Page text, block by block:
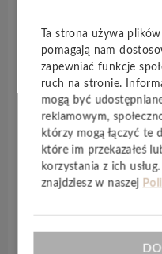
wineo 600– idealna
przy tym jakże
autentyczne dekory
pomieszczeń. Czy
naturalne – Z
właściwy wzór!Cicha,
stawy. Z podłogą
clickwniesiesz do
przyjemność!
Ta strona używa
pomagają nam
zapewniać funkcje
ruch na stronie.
mogą być
reklamowym,
którzy mogą łączyć te
które im przekazałeś
korzystania z ich
znajdziesz w naszej